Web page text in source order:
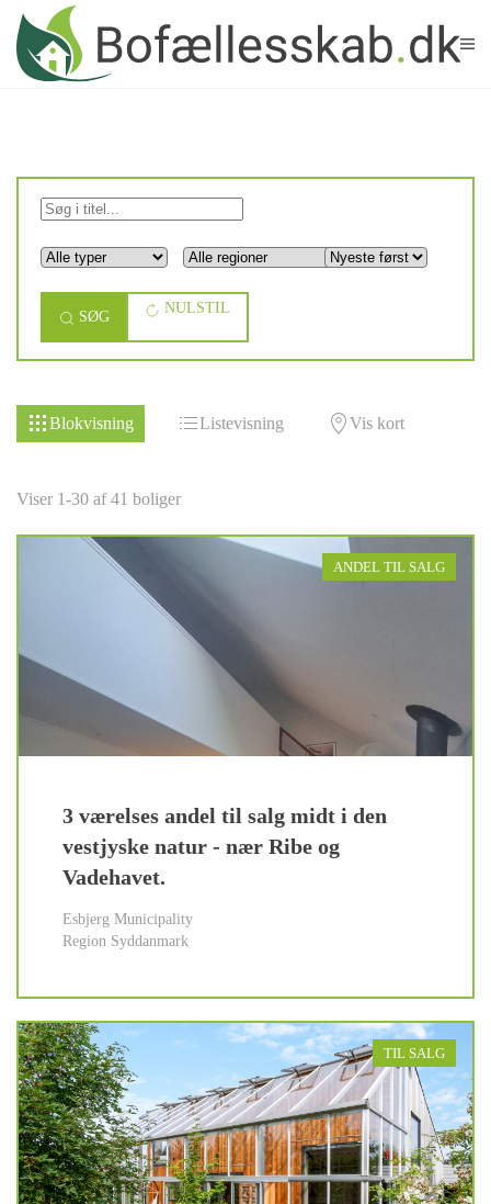
Skip to main content
SØG
NULSTIL
Blokvisning Listevisning Vis kort
Viser 1-30 af 41 boliger
ANDEL TIL SALG
3 værelses andel til salg midt i den
vestjyske natur - nær Ribe og
Vadehavet.
Esbjerg Municipality
Region Syddanmark
TIL SALG